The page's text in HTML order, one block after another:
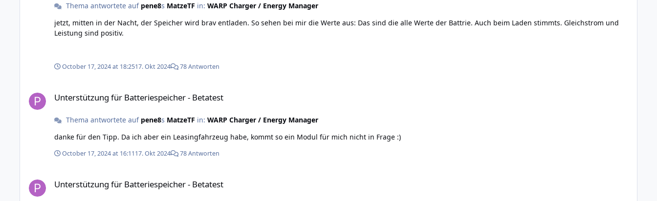
Thema antwortete auf pene8s MatzeTF in: WARP Charger / Energy Manager
jetzt, mitten in der Nacht, der Speicher wird brav entladen. So sehen bei mir die Werte aus: Das sind die alle Werte der Battrie. Auch beim Laden stimmts. Gleich­strom und
Leistung sind positiv.
October 17, 2024 at 18:2517. Okt 2024 78 Antworten
Unterstützung für Batteriespeicher - Betatest
Thema antwortete auf pene8s MatzeTF in: WARP Charger / Energy Manager
danke für den Tipp. Da ich aber ein Leasingfahrzeug habe, kommt so ein Modul für mich nicht in Frage :)
October 17, 2024 at 16:1117. Okt 2024 78 Antworten
Unterstützung für Batteriespeicher - Betatest